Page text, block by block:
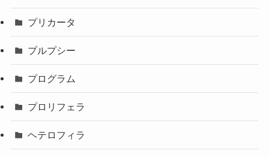
プリカータ
プルプシー
プログラム
プロリフェラ
ヘテロフィラ